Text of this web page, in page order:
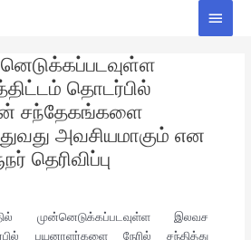
Main
தொடர்பில்
சந்தேகங்களை
அவசியமாகும் என
முன்னெடுக்கப்படவுள்ள இலவச
பயனாளர்களை நேரில் சந்தித்து